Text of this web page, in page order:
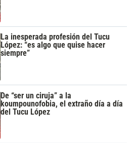
La inesperada profesión del Tucu
López: “es algo que quise hacer
siempre”
De “ser un ciruja” a la
koumpounofobia, el extraño día a día
del Tucu López